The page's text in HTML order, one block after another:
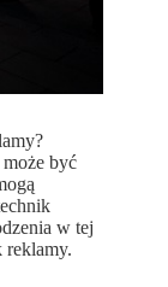
być
w tej
reklamy.